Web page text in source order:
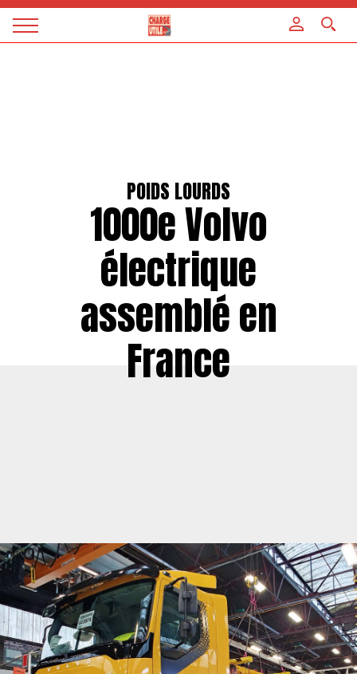
Magazine
POIDS LOURDS
1000e Volvo
électrique
assemblé en
France
Panneau de gestion des cookies